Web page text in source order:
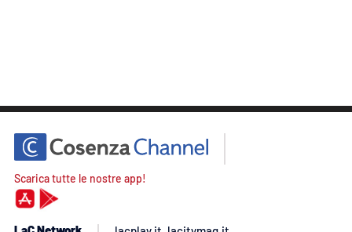
Scarica tutte le nostre app!